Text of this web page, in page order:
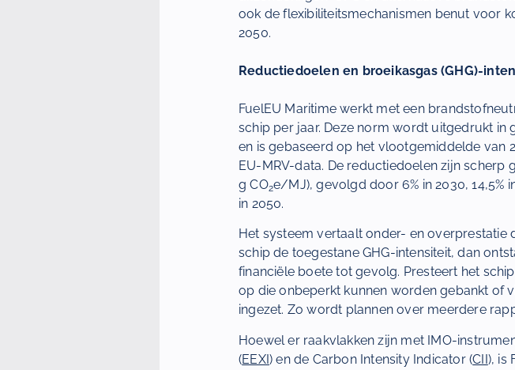
ook de flexibiliteitsmechanismen benut voor
2050.
Reductiedoelen en broeikasgas (GHG)-
FuelEU Maritime werkt met een
schip per jaar. Deze norm wordt uitgedrukt in
en is gebaseerd op het vlootgemiddelde van
EU-MRV-data. De reductiedoelen zijn scherp
g CO2e/MJ), gevolgd door 6% in 2030, 14,5%
in 2050.
Het systeem vertaalt onder- en overprestatie
schip de toegestane GHG-intensiteit, dan
financiële boete tot gevolg. Presteert het
op die onbeperkt kunnen worden gebankt of
ingezet. Zo wordt plannen over meerdere
Hoewel er raakvlakken zijn met IMO-
(EEXI) en de Carbon Intensity Indicator (CII), is